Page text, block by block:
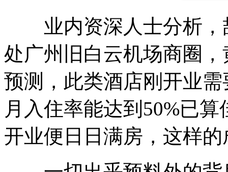
业内资深人士分析，
处广州旧白云机场商圈
预测，此类酒店刚开业
月入住率能达到50%已
开业便日日满房，这样